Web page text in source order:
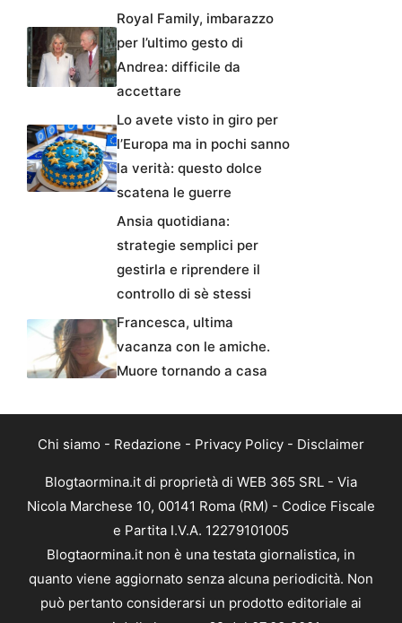
Royal Family, imbarazzo
per l’ultimo gesto di
Andrea: difficile da
accettare
Lo avete visto in giro per
l’Europa ma in pochi sanno
la verità: questo dolce
scatena le guerre
Ansia quotidiana:
strategie semplici per
gestirla e riprendere il
controllo di sè stessi
Francesca, ultima
vacanza con le amiche.
Muore tornando a casa
Chi siamo - Redazione - Privacy Policy - Disclaimer
Blogtaormina.it di proprietà di WEB 365 SRL - Via
Nicola Marchese 10, 00141 Roma (RM) - Codice Fiscale
e Partita I.V.A. 12279101005
Blogtaormina.it non è una testata giornalistica, in
quanto viene aggiornato senza alcuna periodicità. Non
può pertanto considerarsi un prodotto editoriale ai